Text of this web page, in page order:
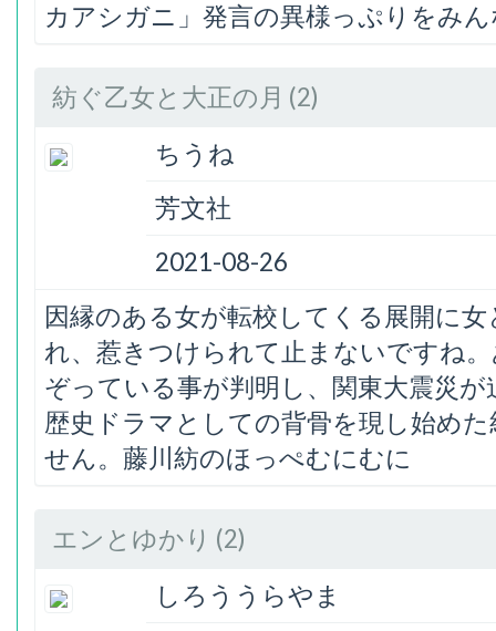
カアシガニ」発言の異様っぷりをみ
紡ぐ乙女と大正の月 (2)
ちうね
芳文社
2021-08-26
因縁のある女が転校してくる展開に
れ、惹きつけられて止まないですね
ぞっている事が判明し、関東大震災
歴史ドラマとしての背骨を現し始め
せん。藤川紡のほっぺむにむに
エンとゆかり (2)
しろううらやま